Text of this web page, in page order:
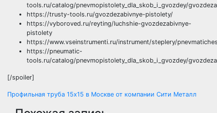
tools.ru/catalog/pnevmopistolety_dla_skob_i_gvozdey/
https://trusty-tools.ru/gvozdezabivnye-pistolety/
https://vyboroved.ru/reyting/luchshie-gvozdezabivnye-
pistolety
https://www.vseinstrumenti.ru/instrument/steplery/
https://pneumatic-
tools.ru/catalog/pnevmopistolety_dla_skob_i_gvozdey/
[/spoiler]
Навигация
Профильная труба 15х15 в Москве от компании Сити Металл